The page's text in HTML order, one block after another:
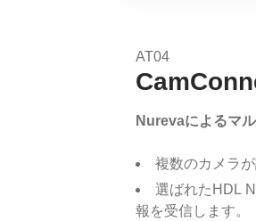
AT04
Nurevaによるマ
複数のカメラ
選ばれたHDL
報を受信します。